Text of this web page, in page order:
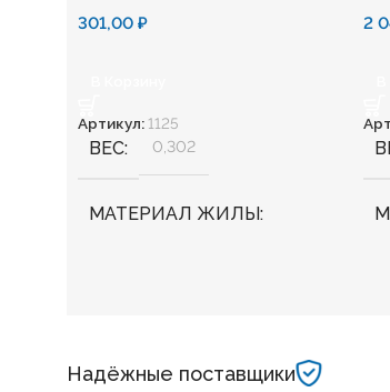
301,00 ₽
Артикул: 1125
ВЕС 0,302
МАТЕРИАЛ ЖИЛЫ
2
Надёжные поставщики